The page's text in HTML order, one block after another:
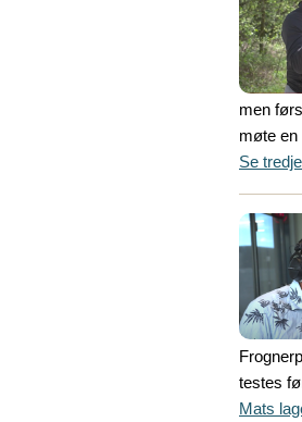
men
møte
Se
testes
Mats